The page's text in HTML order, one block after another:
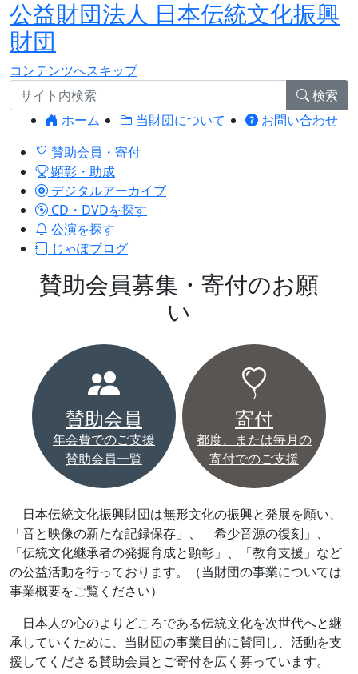
公益財団法人 日本伝統文化振興
財団
コンテンツへスキップ
検索
ホーム
当財団について
お問い合わせ
賛助会員・寄付
顕彰・助成
デジタルアーカイブ
CD・DVDを探す
公演を探す
じゃぽブログ
賛助会員募集・寄付のお願
い
賛助会員
年会費でのご支援
賛助会員一覧
寄付
都度、または毎月の
寄付でのご支援
日本伝統文化振興財団は無形文化の振興と発展を願い、
「音と映像の新たな記録保存」、「希少音源の復刻」、
「伝統文化継承者の発掘育成と顕彰」、「教育支援」など
の公益活動を行っております。（当財団の事業については
事業概要をご覧ください）
日本人の心のよりどころである伝統文化を次世代へと継
承していくために、当財団の事業目的に賛同し、活動を支
援してくださる賛助会員とご寄付を広く募っています。